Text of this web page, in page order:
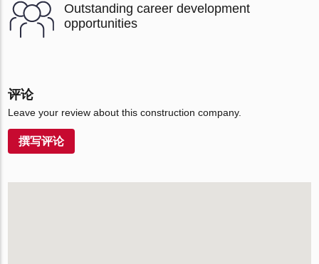
Outstanding career development
opportunities
评论
Leave your review about this construction company.
撰写评论